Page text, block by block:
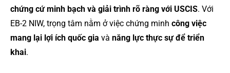
chứng cứ minh bạch và giải trình rõ ràng với USCIS. Với
EB-2 NIW, trọng tâm nằm ở việc chứng minh công việc
mang lại lợi ích quốc gia và năng lực thực sự để triển
khai.